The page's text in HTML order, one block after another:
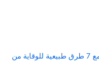
صداع الحامل طبيعي أم خطير؟ مع 7 طرق طبيعية للوقاية من